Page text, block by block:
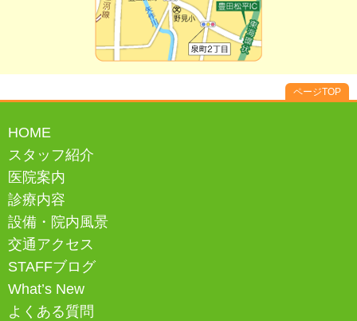
ページTOP
HOME
スタッフ紹介
医院案内
診療内容
設備・院内風景
交通アクセス
STAFFブログ
What’s New
よくある質問